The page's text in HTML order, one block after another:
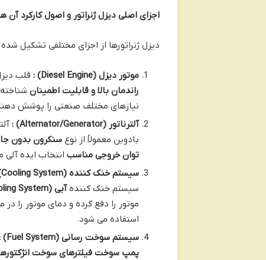
اجزای اصلی دیزل ژنراتور و اصول کارکرد آن
دیزل ژنراتورها از اجزای مختلفی تشکیل
موتور دیزل (Diesel Engine)
: قلب
راندمان بالا و قابلیت اطمینان
نیازهای مختلف صنعتی را پوشش
آلترناتور (Alternator/Generator)
:
بادوین معمولاً از نوعسنکرون بدون
توان خروجی مناسب انتخاب ایده
سیستم خنک کننده (Cooling System)
سیستم خنک کنندهآبی (Water Cooling System)
موتور را دفع کرده و دمای موتور را
استفاده می شود.
سیستم سوخت رسانی (Fuel System)
پمپ سوخت فیلترهای سوخت